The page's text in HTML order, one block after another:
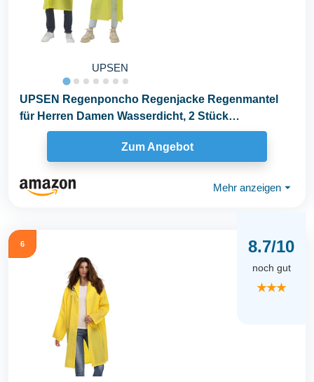
UPSEN
UPSEN Regenponcho Regenjacke Regenmantel
für Herren Damen Wasserdicht, 2 Stück
Wiederverwendbar...
Zum Angebot
Mehr anzeigen ⏷
6 8.7/10
noch gut
★★★